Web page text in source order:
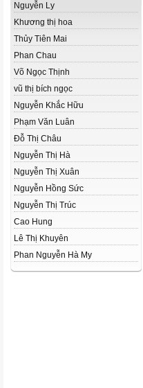
Nguyễn Ly
Khương thị hoa
Thủy Tiên Mai
Phan Chau
Võ Ngọc Thịnh
vũ thị bích ngọc
Nguyễn Khắc Hữu
Phạm Văn Luân
Đỗ Thị Châu
Nguyễn Thị Hà
Nguyễn Thị Xuân
Nguyễn Hồng Sức
Nguyễn Thị Trúc
Cao Hung
Lê Thị Khuyên
Phan Nguyễn Hà My